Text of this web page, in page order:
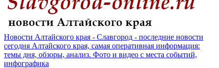
Новости Алтайского края - Славгород - последние новости
сегодня Алтайского края, самая оперативная информация:
темы дня, обзоры, анализ. Фото и видео с места событий,
инфографика